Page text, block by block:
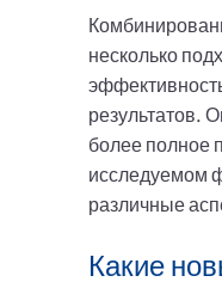
несколько
результатов.
более полное
исследуемом
различные
Какие